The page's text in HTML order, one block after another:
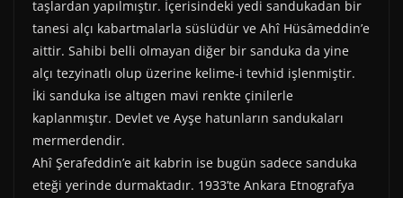
taşlardan yapılmıştır. İçerisindeki yedi sandukadan bir
tanesi alçı kabartmalarla süslüdür ve Ahî Hüsâmeddin’e
aittir. Sahibi belli olmayan diğer bir sanduka da yine
alçı tezyinatlı olup üzerine kelime-i tevhid işlenmiştir.
İki sanduka ise altıgen mavi renkte çinilerle
kaplanmıştır. Devlet ve Ayşe hatunların sandukaları
mermerdendir.
Ahî Şerafeddin’e ait kabrin ise bugün sadece sanduka
eteği yerinde durmaktadır. 1933’te Ankara Etnografya